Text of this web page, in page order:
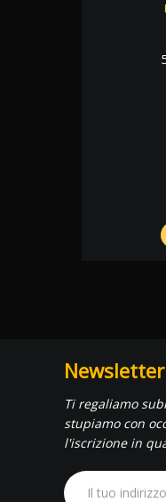
Newsletter
Ti regaliamo
stupiamo con
l'iscrizione in